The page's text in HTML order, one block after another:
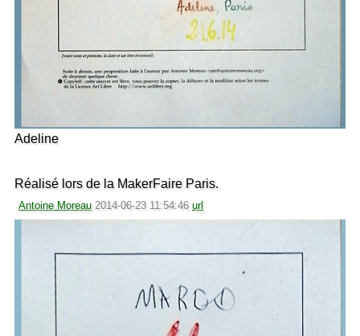
Adeline
Réalisé lors de la MakerFaire Paris.
Antoine Moreau 2014-06-23 11:54:46 url